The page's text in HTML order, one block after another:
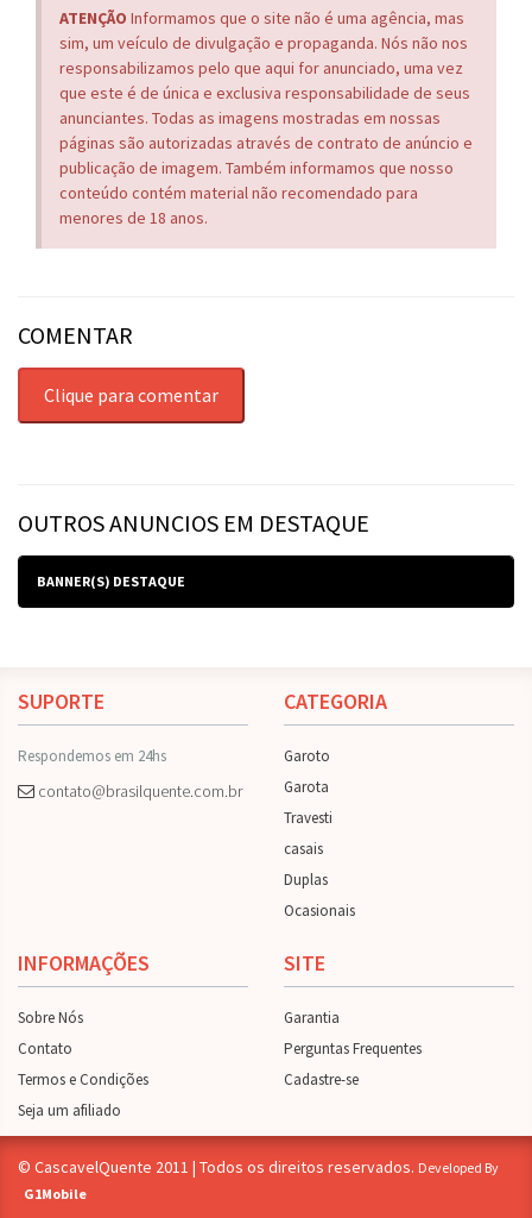
ATENÇÃO Informamos que o site não é uma agência, mas
sim, um veículo de divulgação e propaganda. Nós não nos
responsabilizamos pelo que aqui for anunciado, uma vez
que este é de única e exclusiva responsabilidade de seus
anunciantes. Todas as imagens mostradas em nossas
páginas são autorizadas através de contrato de anúncio e
publicação de imagem. Também informamos que nosso
conteúdo contém material não recomendado para
menores de 18 anos.
COMENTAR
Clique para comentar
OUTROS ANUNCIOS EM DESTAQUE
BANNER(S) DESTAQUE
SUPORTE
Respondemos em 24hs
contato@brasilquente.com.br
CATEGORIA
Garoto
Garota
Travesti
casais
Duplas
Ocasionais
INFORMAÇÕES
Sobre Nós
Contato
Termos e Condições
Seja um afiliado
SITE
Garantia
Perguntas Frequentes
Cadastre-se
© CascavelQuente 2011 | Todos os direitos reservados. Developed By
G1Mobile